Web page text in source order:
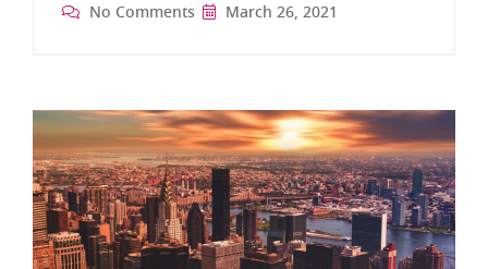
No Comments March 26, 2021